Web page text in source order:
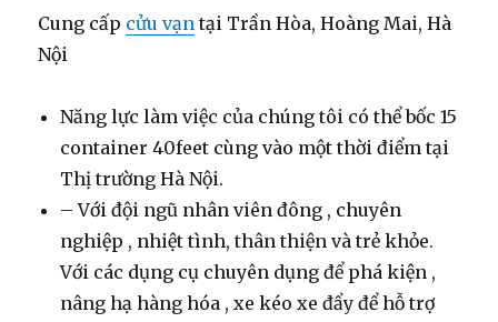
Cung cấp cửu vạn tại Trần Hòa, Hoàng Mai, Hà
Nội
Năng lực làm việc của chúng tôi có thể bốc 15
container 40feet cùng vào một thời điểm tại
Thị trường Hà Nội.
– Với đội ngũ nhân viên đông , chuyên
nghiệp , nhiệt tình, thân thiện và trẻ khỏe.
Với các dụng cụ chuyên dụng để phá kiện ,
nâng hạ hàng hóa , xe kéo xe đẩy để hỗ trợ